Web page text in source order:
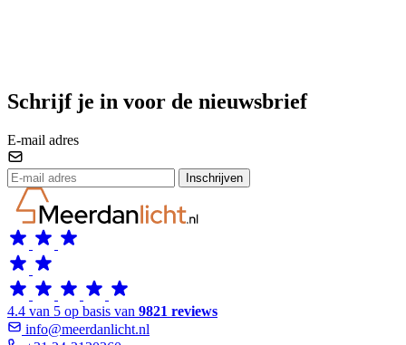
Schrijf je in voor de nieuwsbrief
E-mail adres
Inschrijven
4.4 van 5 op basis van 9821 reviews
info@meerdanlicht.nl